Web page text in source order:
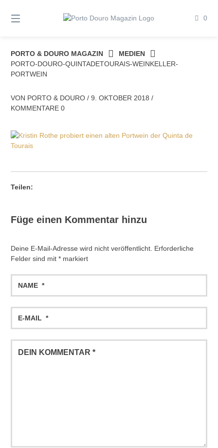
zum
Inhalt
0
PORTO & DOURO MAGAZIN
MEDIEN
PORTO-DOURO-QUINTADETOURAIS-WEINKELLER-
PORTWEIN
VON PORTO & DOURO / 9. OKTOBER 2018 /
KOMMENTARE 0
Teilen:
Füge einen Kommentar hinzu
Deine E-Mail-Adresse wird nicht veröffentlicht. Erforderliche
Felder sind mit* markiert